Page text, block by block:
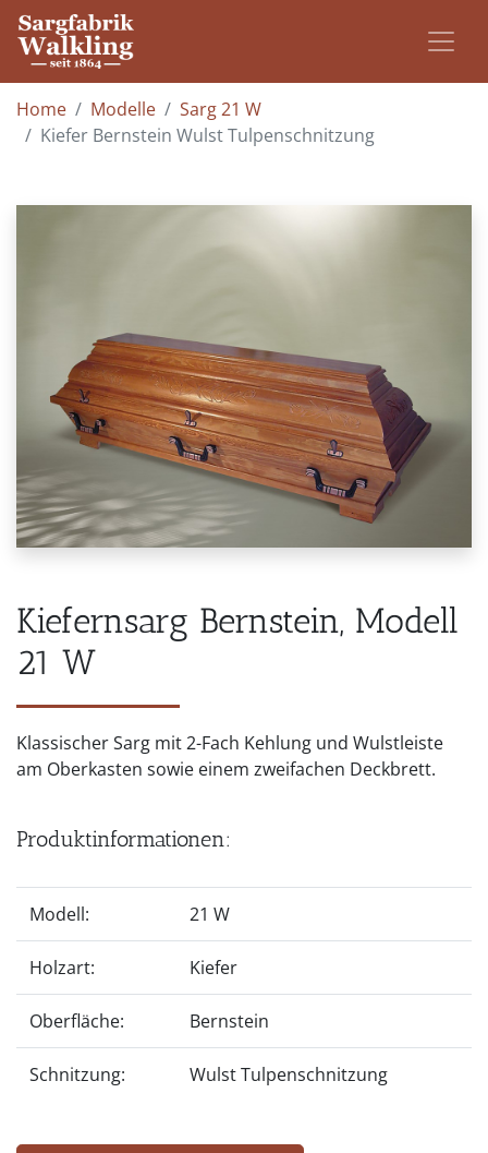
Home Modelle
Sarg 21 W
Kiefer Bernstein Wulst Tulpenschnitzung
Kiefernsarg Bernstein, Modell
21 W
Klassischer Sarg mit 2-Fach Kehlung und Wulstleiste
am Oberkasten sowie einem zweifachen Deckbrett.
Produktinformationen:
Modell: 21 W
Holzart: Kiefer
Oberfläche: Bernstein
Schnitzung: Wulst Tulpenschnitzung